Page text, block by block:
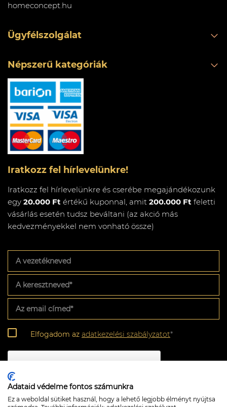
homeconcept.hu
Ügyfélszolgálat
Népszerű kategóriák
Iratkozz fel hírlevelünkre!
Iratkozz fel hírlevelünkre és cserébe megajándékozunk
egy 20.000 Ft értékű kuponnal, amit 200.000 Ft feletti
vásárlás esetén tudsz beváltani (az akció más
kedvezményekkel nem vonható össze)
vezetékneved
keresztneved*
email
címed*
Adatkezelési
szabályzat*
Elfogadom az adatkezelési szabályzatot*
CAPTCHA
Adataid védelme fontos számunkra
Ez a weboldal sütiket használ, hogy a lehető legjobb élményt nyújtsa